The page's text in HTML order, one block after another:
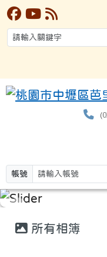
帳號
所有相簿